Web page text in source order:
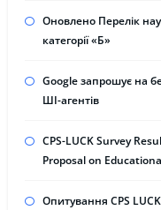
Оновлено Перелік
категорії «Б»
Google запрошує на
ШІ-агентів
CPS-LUCK Survey
Proposal on
Опитування CPS